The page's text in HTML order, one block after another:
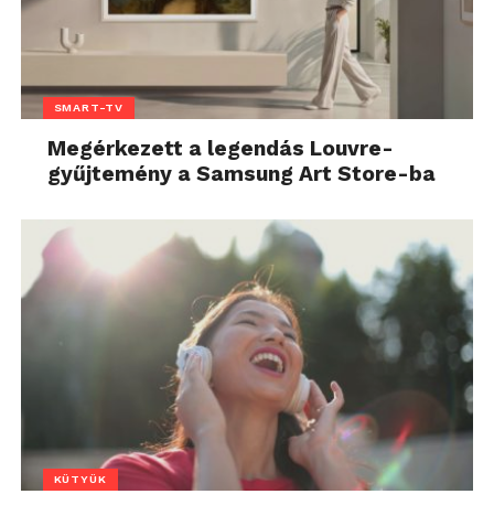
SMART-TV
Megérkezett a legendás Louvre-
gyűjtemény a Samsung Art Store-ba
KÜTYÜK